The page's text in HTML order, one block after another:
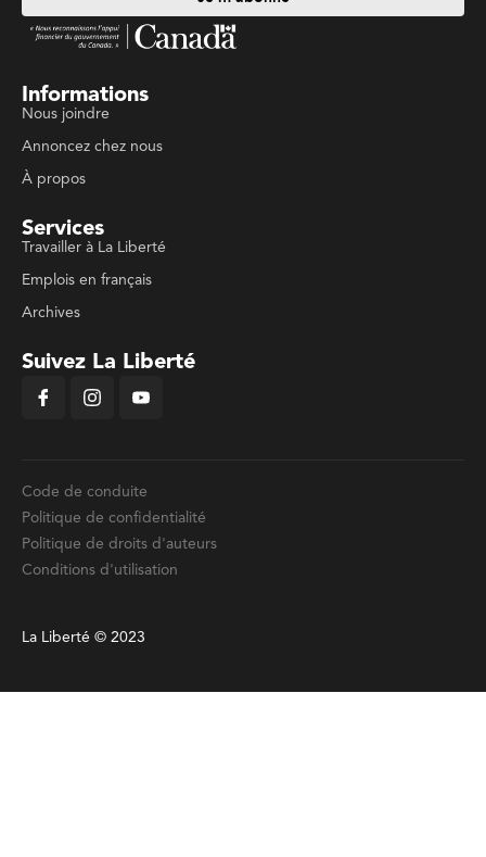
Informations
Nous joindre
Annoncez chez nous
À propos
Services
Travailler à La Liberté
Emplois en français
Archives
Suivez La Liberté
Code de conduite
Politique de confidentialité
Politique de droits d'auteurs
Conditions d'utilisation
La Liberté © 2023